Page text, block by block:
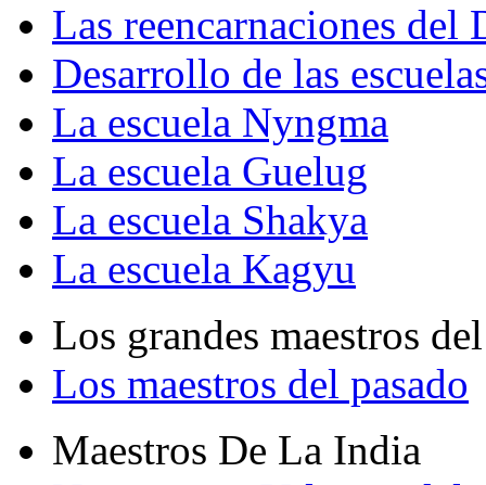
Las reencarnaciones del
Desarrollo de las
La escuela Nyngma
La escuela Guelug
La escuela Shakya
La escuela Kagyu
Los grandes maestros
Los maestros del pasado
Maestros De La India